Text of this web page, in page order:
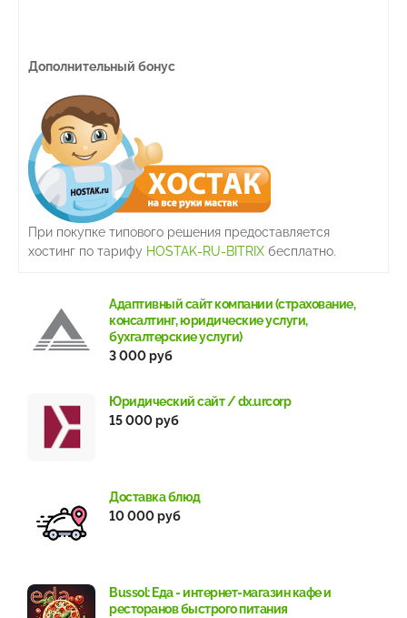
Дополнительный бонус
При покупке типового решения предоставляется
хостинг по тарифу HOSTAK-RU-BITRIX бесплатно.
Адаптивный сайт компании (страхование,
консалтинг, юридические услуги,
бухгалтерские услуги)
3 000 руб
Юридический сайт / dx.urcorp
15 000 руб
Доставка блюд
10 000 руб
Bussol: Еда - интернет-магазин кафе и
ресторанов быстрого питания